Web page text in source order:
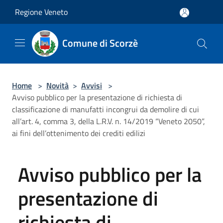
Regione Veneto
Comune di Scorzè
Home > Novità > Avvisi >
Avviso pubblico per la presentazione di richiesta di
classificazione di manufatti incongrui da demolire di cui
all’art. 4, comma 3, della L.R.V. n. 14/2019 “Veneto 2050”,
ai fini dell’ottenimento dei crediti edilizi
Avviso pubblico per la
presentazione di